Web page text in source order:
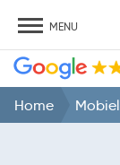
MENU
Home